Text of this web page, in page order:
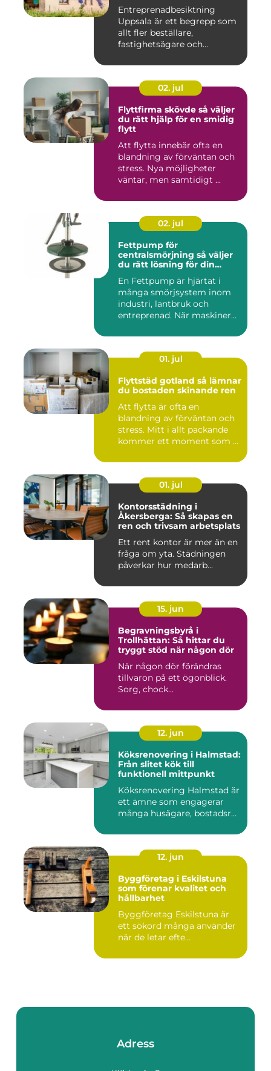
Entreprenadbesiktning
Uppsala är ett begrepp som
allt fler beställare,
fastighetsägare och
02. jul
Flyttfirma skövde så väljer
du rätt hjälp för en smidig
flytt
Att flytta innebär ofta en
blandning av förväntan och
stress. Nya möjligheter
väntar, men samtidigt ...
02. jul
Fettpump för
centralsmörjning så väljer
du rätt lösning för din
En Fettpump är hjärtat i
många smörjsystem inom
industri, lantbruk och
entreprenad. När maskiner
01. jul
Flyttstäd gotland så lämnar
du bostaden skinande ren
Att flytta är ofta en
blandning av förväntan och
stress. Mitt i allt packande
kommer ett moment som ...
01. jul
Kontorsstädning i
Åkersberga: Så skapas en
ren och trivsam arbetsplats
Ett rent kontor är mer än en
fråga om yta. Städningen
påverkar hur medarb...
15. jun
Begravningsbyrå i
Trollhättan: Så hittar du
tryggt stöd när någon dör
När någon dör förändras
tillvaron på ett ögonblick.
Sorg, chock...
12. jun
Köksrenovering i Halmstad:
Från slitet kök till
funktionell mittpunkt
Köksrenovering Halmstad är
ett ämne som engagerar
många husägare, bostadsr...
12. jun
Byggföretag i Eskilstuna
som förenar kvalitet och
hållbarhet
Byggföretag Eskilstuna är
ett sökord många använder
när de letar efte...
Adress